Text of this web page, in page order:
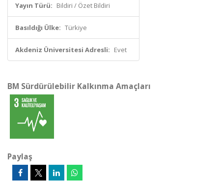
Yayın Türü: Bildiri / Özet Bildiri
Basıldığı Ülke: Türkiye
Akdeniz Üniversitesi Adresli: Evet
BM Sürdürülebilir Kalkınma Amaçları
Paylaş